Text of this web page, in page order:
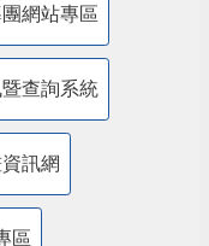
網站專區
查詢系統
訊網
區